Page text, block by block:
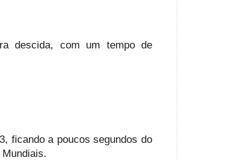
descida, com um tempo de
ficando a poucos segundos do